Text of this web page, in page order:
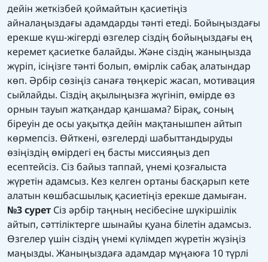
дейін жеткізбей қоймайтын қасиетіңіз
айналаңыздағы адамдарды тәнті етеді. Бойыңыздағы
ерекше күш-жігерді өзгелер сіздің бойыңыздағы ең
керемет қасиетке балайды. Және сіздің жаныңызда
жүріп, ісіңізге тәнті болып, өмірлік сабақ алатындар
көп. Әрбір сөзіңіз санаға төңкеріс жасап, мотивация
сыйлайды. Сіздің ақылыңызға жүгініп, өмірде өз
орнын тауып жатқандар қаншама? Бірақ, соның
біреуін де осы уақытқа дейін мақтанышпен айтып
көрмепсіз. Өйткені, өзгелерді шабыттандыруды
өзіңіздің өмірдегі ең басты миссияңыз деп
есептейсіз. Сіз байыз таппай, үнемі қозғалыста
жүретін адамсыз. Кез келген ортаны басқарып кете
алатын көшбасшылық қасиетіңіз ерекше дамыған.
№3 сурет Сіз әрбір таңның несібесіне шүкіршілік
айтып, сәттіліктерге шынайы қуана білетін адамсыз.
Өзгелер үшін сіздің үнемі күлімдеп жүретін жүзіңіз
маңызды. Жаныңыздаға адамдар мұңаюға 10 түрлі